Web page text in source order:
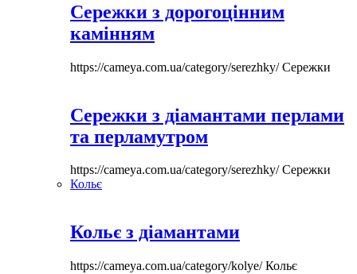
Сережки з дорогоцінним
камінням
https://cameya.com.ua/category/serezhky/Сережки
Сережки з діамантами перлами
та перламутром
https://cameya.com.ua/category/serezhky/Сережки
Кольє
Кольє з діамантами
https://cameya.com.ua/category/kolye/Кольє